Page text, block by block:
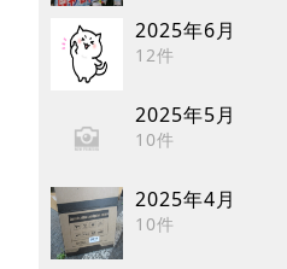
2025年6月
12件
2025年5月
10件
2025年4月
10件